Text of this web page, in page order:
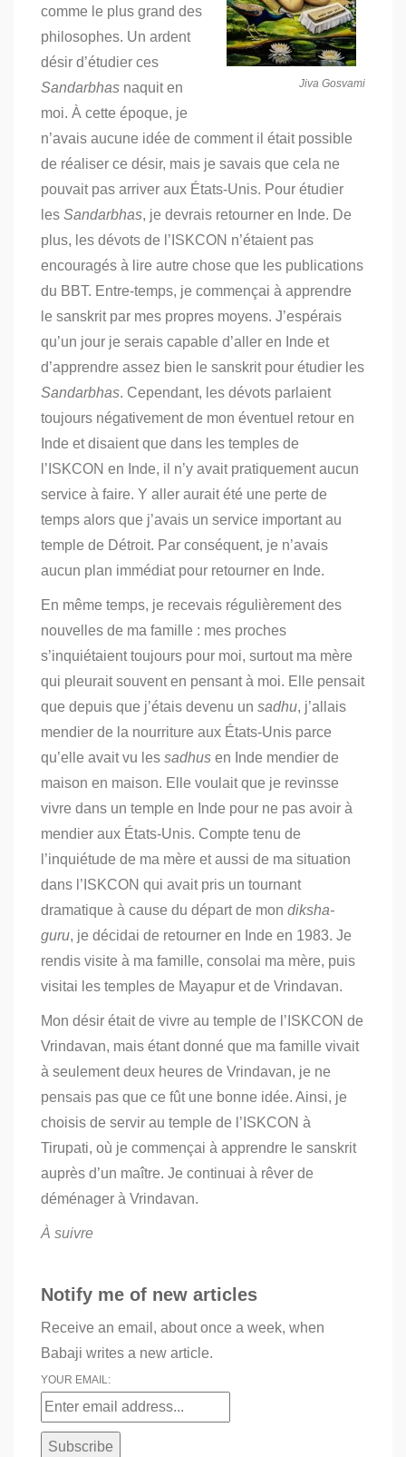
Jiva Gosvami
comme le plus grand des
philosophes. Un ardent
désir d’étudier ces
Sandarbhas naquit en
moi. À cette époque, je
n’avais aucune idée de comment il était possible
de réaliser ce désir, mais je savais que cela ne
pouvait pas arriver aux États-Unis. Pour étudier
les Sandarbhas, je devrais retourner en Inde. De
plus, les dévots de l’ISKCON n’étaient pas
encouragés à lire autre chose que les publications
du BBT. Entre-temps, je commençai à apprendre
le sanskrit par mes propres moyens. J’espérais
qu’un jour je serais capable d’aller en Inde et
d’apprendre assez bien le sanskrit pour étudier les
Sandarbhas. Cependant, les dévots parlaient
toujours négativement de mon éventuel retour en
Inde et disaient que dans les temples de
l’ISKCON en Inde, il n’y avait pratiquement aucun
service à faire. Y aller aurait été une perte de
temps alors que j’avais un service important au
temple de Détroit. Par conséquent, je n’avais
aucun plan immédiat pour retourner en Inde.
En même temps, je recevais régulièrement des
nouvelles de ma famille : mes proches
s’inquiétaient toujours pour moi, surtout ma mère
qui pleurait souvent en pensant à moi. Elle pensait
que depuis que j’étais devenu un sadhu, j’allais
mendier de la nourriture aux États-Unis parce
qu’elle avait vu les sadhus en Inde mendier de
maison en maison. Elle voulait que je revinsse
vivre dans un temple en Inde pour ne pas avoir à
mendier aux États-Unis. Compte tenu de
l’inquiétude de ma mère et aussi de ma situation
dans l’ISKCON qui avait pris un tournant
dramatique à cause du départ de mon diksha-
guru, je décidai de retourner en Inde en 1983. Je
rendis visite à ma famille, consolai ma mère, puis
visitai les temples de Mayapur et de Vrindavan.
Mon désir était de vivre au temple de l’ISKCON de
Vrindavan, mais étant donné que ma famille vivait
à seulement deux heures de Vrindavan, je ne
pensais pas que ce fût une bonne idée. Ainsi, je
choisis de servir au temple de l’ISKCON à
Tirupati, où je commençai à apprendre le sanskrit
auprès d’un maître. Je continuai à rêver de
déménager à Vrindavan.
À suivre
Notify me of new articles
Receive an email, about once a week, when
Babaji writes a new article.
YOUR EMAIL: